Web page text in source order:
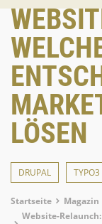
LÖSEN
DRUPAL TYPO3
Breadcrumb
Startseite
Magazin
Website-